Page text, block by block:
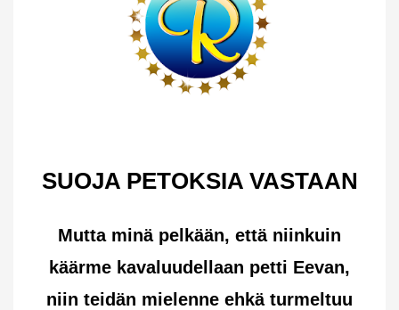
SUOJA PETOKSIA VASTAAN
Mutta minä pelkään, että niinkuin
käärme kavaluudellaan petti Eevan,
niin teidän mielenne ehkä turmeltuu